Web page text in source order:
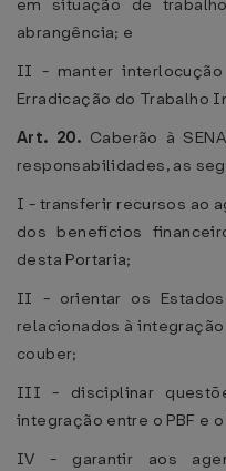
em situação de
abrangência; e
II - manter
Erradicação do Trabalho
Art. 20. Caberão à
responsabilidades, as
I - transferir recursos ao
dos benefícios
desta Portaria;
II - orientar os
relacionados à integração
couber;
III - disciplinar
integração entre o PBF e
IV - garantir aos